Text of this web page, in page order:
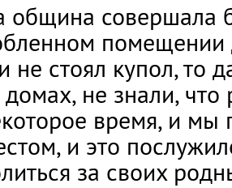
община совершала
помещении
не стоял купол, то
не знали, что
время, и мы
и это
за своих